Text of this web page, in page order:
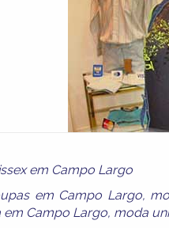
em Campo Largo
em Campo Largo,
em Campo Largo, moda